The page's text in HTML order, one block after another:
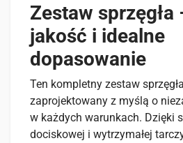
Zestaw sprzęgła
jakość i idealne
dopasowanie
Ten kompletny zestaw
zaprojektowany z myślą o
w każdych warunkach. Dzięki
dociskowej i wytrzymałej